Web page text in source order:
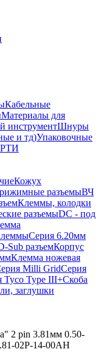
Кабельные
Материалы для
инструментШнуры
и тд)Упаковочные
РТИ
Кожух
разъемыВЧ
Клеммы, колодки
разъемыDC - под
Серия 6.20мм
Sub разъемКорпус
Клемма ножевая
Milli GridСерия
Tyco Type III+Скоба
заглушки
2 pin 3.81мм 0.50-
02P-14-00AH